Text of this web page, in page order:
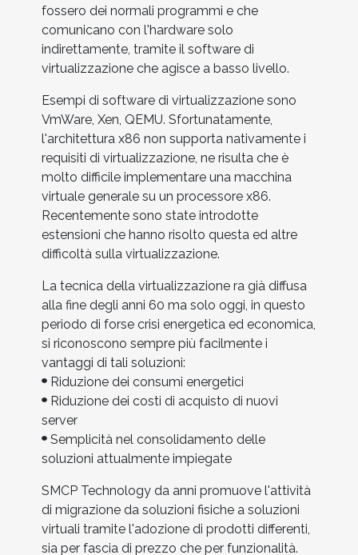
fossero dei normali programmi e che
comunicano con l'hardware solo
indirettamente, tramite il software di
virtualizzazione che agisce a basso livello.
Esempi di software di virtualizzazione sono
VmWare, Xen, QEMU. Sfortunatamente,
l'architettura x86 non supporta nativamente i
requisiti di virtualizzazione, ne risulta che è
molto difficile implementare una macchina
virtuale generale su un processore x86.
Recentemente sono state introdotte
estensioni che hanno risolto questa ed altre
difficoltà sulla virtualizzazione.
La tecnica della virtualizzazione ra già diffusa
alla fine degli anni 60 ma solo oggi, in questo
periodo di forse crisi energetica ed economica,
si riconoscono sempre più facilmente i
vantaggi di tali soluzioni:
Riduzione dei consumi energetici
Riduzione dei costi di acquisto di nuovi
server
Semplicità nel consolidamento delle
soluzioni attualmente impiegate
SMCP Technology da anni promuove l'attività
di migrazione da soluzioni fisiche a soluzioni
virtuali tramite l'adozione di prodotti differenti,
sia per fascia di prezzo che per funzionalità.